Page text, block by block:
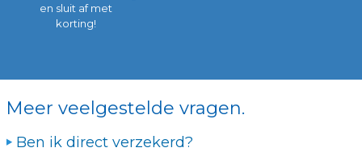
en sluit af met
korting!
Meer veelgestelde vragen.
Ben ik direct verzekerd?